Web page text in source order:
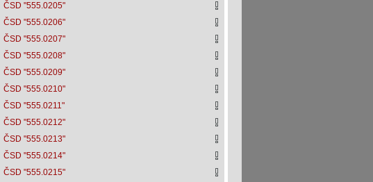
ČSD "555.0205"
ČSD "555.0206"
ČSD "555.0207"
ČSD "555.0208"
ČSD "555.0209"
ČSD "555.0210"
ČSD "555.0211"
ČSD "555.0212"
ČSD "555.0213"
ČSD "555.0214"
ČSD "555.0215"